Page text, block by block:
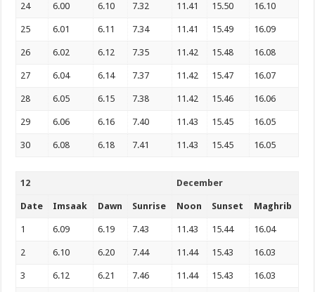
24 6.00 6.10 7.32 11.41 15.50 16.10
25 6.01 6.11 7.34 11.41 15.49 16.09
26 6.02 6.12 7.35 11.42 15.48 16.08
27 6.04 6.14 7.37 11.42 15.47 16.07
28 6.05 6.15 7.38 11.42 15.46 16.06
29 6.06 6.16 7.40 11.43 15.45 16.05
30 6.08 6.18 7.41 11.43 15.45 16.05
12 December
Date Imsaak Dawn Sunrise Noon Sunset Maghrib
1 6.09 6.19 7.43 11.43 15.44 16.04
2 6.10 6.20 7.44 11.44 15.43 16.03
3 6.12 6.21 7.46 11.44 15.43 16.03